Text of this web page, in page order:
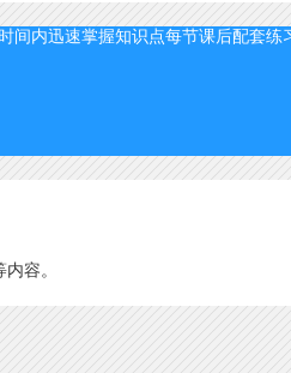
间内迅速掌握知识点每节课后配套练
容。